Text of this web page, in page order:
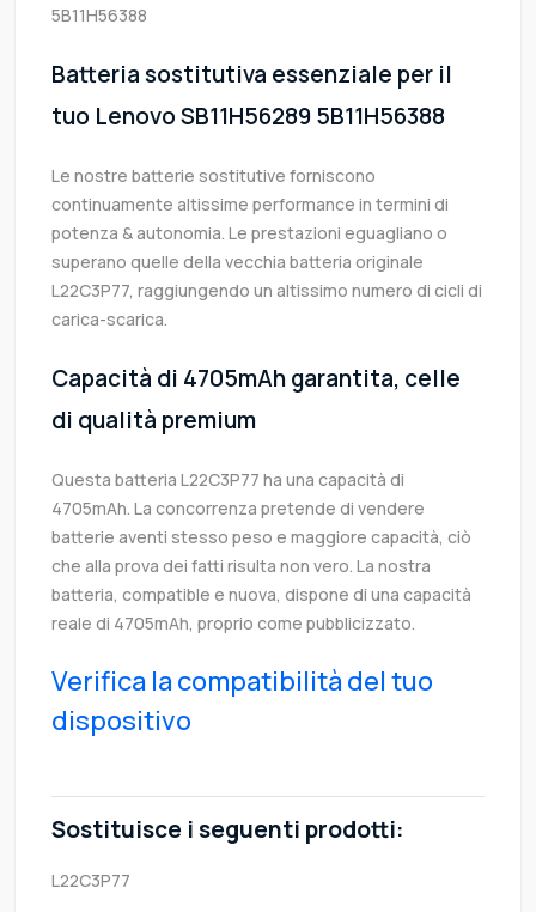
5B11H56388
Batteria sostitutiva essenziale per il
tuo Lenovo SB11H56289 5B11H56388
Le nostre batterie sostitutive forniscono
continuamente altissime performance in termini di
potenza & autonomia. Le prestazioni eguagliano o
superano quelle della vecchia batteria originale
L22C3P77, raggiungendo un altissimo numero di cicli di
carica-scarica.
Capacità di 4705mAh garantita, celle
di qualità premium
Questa batteria L22C3P77 ha una capacità di
4705mAh. La concorrenza pretende di vendere
batterie aventi stesso peso e maggiore capacità, ciò
che alla prova dei fatti risulta non vero. La nostra
batteria, compatible e nuova, dispone di una capacità
reale di 4705mAh, proprio come pubblicizzato.
Verifica la compatibilità del tuo
dispositivo
Sostituisce i seguenti prodotti:
L22C3P77